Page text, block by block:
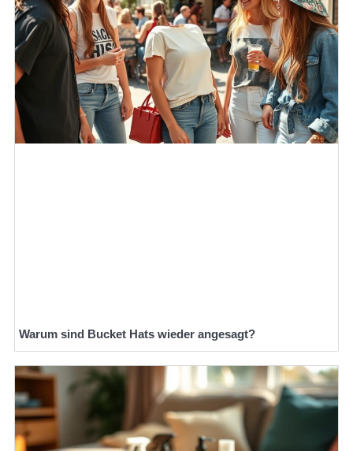
Warum sind Bucket Hats wieder angesagt?